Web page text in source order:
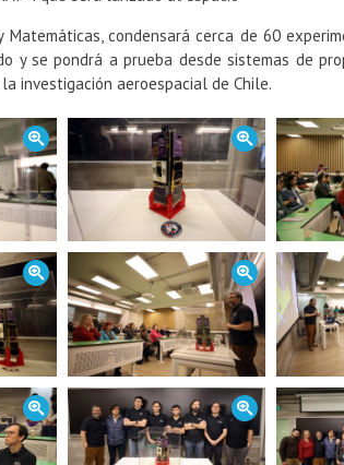
condensará cerca de 60
y se pondrá a prueba desde sistemas de
investigación aeroespacial de Chile.